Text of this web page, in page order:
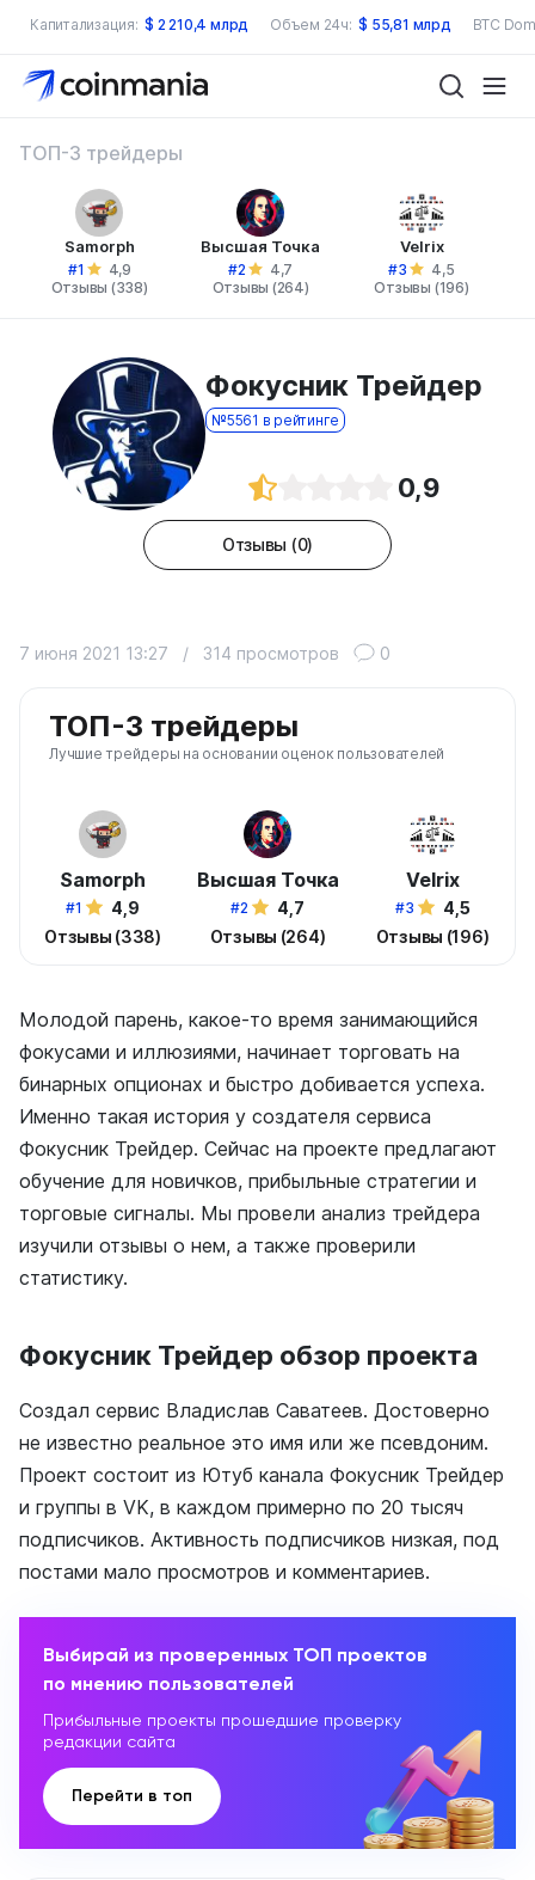
Капитализация: $ 2 210,4 млрд Объем 24ч: $ 55,81 млрд BTC
ТОП-3 трейдеры
Samorph
#1
4,9
Отзывы (338)
Высшая Точка
#2
4,7
Отзывы (264)
Velrix
#3
4,5
Отзывы (196)
Фокусник Трейдер
№5561 в рейтинге
0,9
Отзывы (0)
7 июня 2021 13:27 / 314 просмотров 0
ТОП-3 трейдеры
Лучшие трейдеры на основании оценок пользователей
Samorph
#1
4,9
Отзывы (338)
Высшая Точка
#2
4,7
Отзывы (264)
Velrix
#3
4,5
Отзывы (196)
Молодой парень, какое-то время занимающийся
фокусами и иллюзиями, начинает торговать на
бинарных опционах и быстро добивается успеха.
Именно такая история у создателя сервиса
Фокусник Трейдер. Сейчас на проекте предлагают
обучение для новичков, прибыльные стратегии и
торговые сигналы. Мы провели анализ трейдера
изучили отзывы о нем, а также проверили
статистику.
Фокусник Трейдер обзор проекта
Создал сервис Владислав Саватеев. Достоверно
не известно реальное это имя или же псевдоним.
Проект состоит из Ютуб канала Фокусник Трейдер
и группы в VK, в каждом примерно по 20 тысяч
подписчиков. Активность подписчиков низкая, под
постами мало просмотров и комментариев.
Выбирай из проверенных ТОП проектов
по мнению пользователей
Прибыльные проекты прошедшие проверку
редакции сайта
Перейти в топ